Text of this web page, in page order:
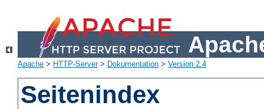
Apache > HTTP-Server> Dokumentation > Version 2.4
Seitenindex